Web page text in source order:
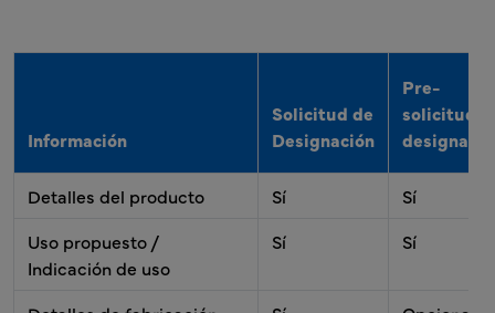
Información
Solicitud de
Designación
Pre-
solicitud
Detalles del producto Sí
Sí
Uso propuesto /
Indicación de uso
Sí Sí